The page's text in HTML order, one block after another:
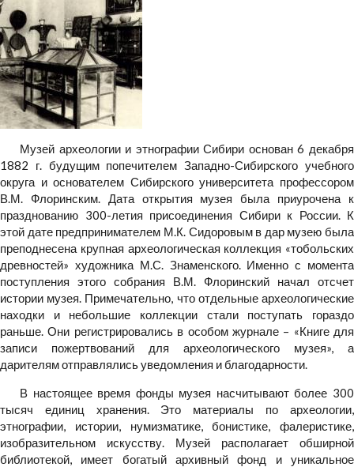
Музей археологии и этнографии Сибири основан 6 декабря
1882 г. будущим попечителем Западно-Сибирского учебного
округа и основателем Сибирского университета профессором
В.М. Флоринским. Дата открытия музея была приурочена к
празднованию 300-летия присоединения Сибири к России. К
этой дате предпринимателем М.К. Сидоровым в дар музею была
преподнесена крупная археологическая коллекция «тобольских
древностей» художника М.С. Знаменского. Именно с момента
поступления этого собрания В.М. Флоринский начал отсчет
истории музея. Примечательно, что отдельные археологические
находки и небольшие коллекции стали поступать гораздо
раньше. Они регистрировались в особом журнале – «Книге для
записи пожертвований для археологического музея», а
дарителям отправлялись уведомления и благодарности.
В настоящее время фонды музея насчитывают более 300
тысяч единиц хранения. Это материалы по археологии,
этнографии, истории, нумизматике, бонистике, фалеристике,
изобразительном искусству. Музей располагает обширной
библиотекой, имеет богатый архивный фонд и уникальное